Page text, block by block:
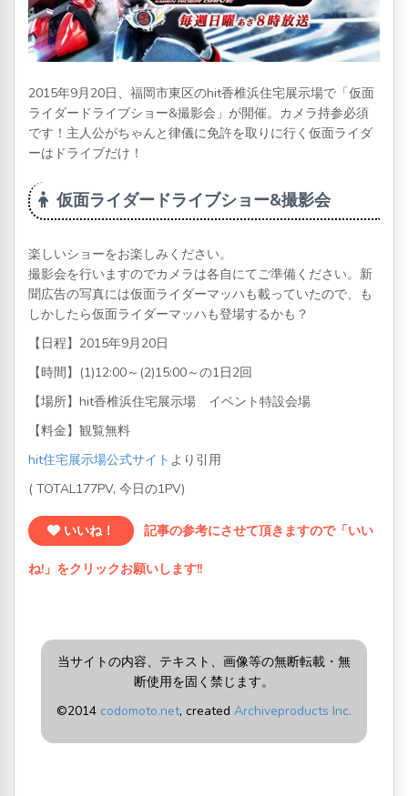
2015年9月20日、福岡市東区のhit香椎浜住宅展示場で「仮面
ライダードライブショー&撮影会」が開催。カメラ持参必須
です！主人公がちゃんと律儀に免許を取りに行く仮面ライダ
ーはドライブだけ！
仮面ライダードライブショー&撮影会
楽しいショーをお楽しみください。
撮影会を行いますのでカメラは各自にてご準備ください。新
聞広告の写真には仮面ライダーマッハも載っていたので、も
しかしたら仮面ライダーマッハも登場するかも？
【日程】2015年9月20日
【時間】(1)12:00～(2)15:00～の1日2回
【場所】hit香椎浜住宅展示場 イベント特設会場
【料金】観覧無料
hit住宅展示場公式サイト より引用
( TOTAL177PV, 今日の1PV)
いいね！ 記事の参考にさせて頂きますので「いい
ね!」をクリックお願いします!!
当サイトの内容、テキスト、画像等の無断転載・無
断使用を固く禁じます。
©2014 codomoto.net, created Archiveproducts Inc.